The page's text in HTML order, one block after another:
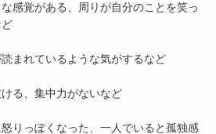
感覚がある、周りが自分のことを笑っ
まれているような気がするなど
る、集中力がないなど
りっぽくなった、一人でいると孤独感